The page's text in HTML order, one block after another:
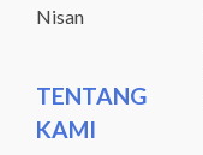
Nisan
TENTANG
KAMI